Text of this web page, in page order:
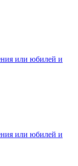
или юбилей и
или юбилей и